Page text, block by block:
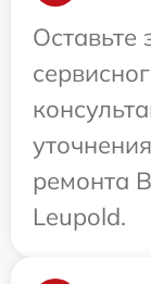
Оставьте
ремонта
Leupold.